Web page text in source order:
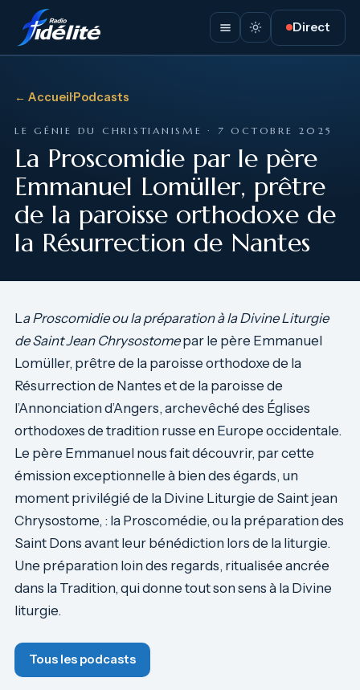
Direct
← Accueil·Podcasts
LE GÉNIE DU CHRISTIANISME · 7 OCTOBRE 2025
La Proscomidie par le père
Emmanuel Lomüller, prêtre
de la paroisse orthodoxe de
la Résurrection de Nantes
La Proscomidie ou la préparation à la Divine Liturgie
de Saint Jean Chrysostomepar le père Emmanuel
Lomüller, prêtre de la paroisse orthodoxe de la
Résurrection de Nantes et de la paroisse de
l’Annonciation d’Angers, archevêché des Églises
orthodoxes de tradition russe en Europe occidentale.
Le père Emmanuel nous fait découvrir, par cette
émission exceptionnelle à bien des égards, un
moment privilégié de la Divine Liturgie de Saint jean
Chrysostome, : la Proscomédie, ou la préparation des
Saint Dons avant leur bénédiction lors de la liturgie.
Une préparation loin des regards, ritualisée ancrée
dans la Tradition, qui donne tout son sens à la Divine
liturgie.
Tous les podcasts